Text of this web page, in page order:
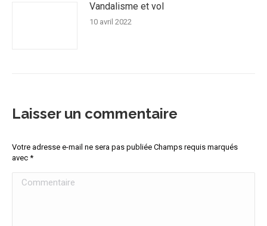
Vandalisme et vol
10 avril 2022
Laisser un commentaire
Votre adresse e-mail ne sera pas publiée Champs requis marqués
avec *
Commentaire